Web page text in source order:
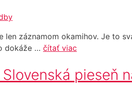
len záznamom okamihov. Je to
dokáže … čítať viac
pieseň